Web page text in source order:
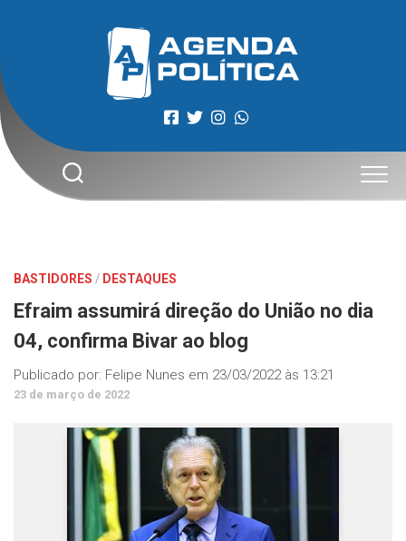
BASTIDORES / DESTAQUES
Efraim assumirá direção do União no dia
04, confirma Bivar ao blog
Publicado por: Felipe Nunes em 23/03/2022 às 13:21
23 de março de 2022